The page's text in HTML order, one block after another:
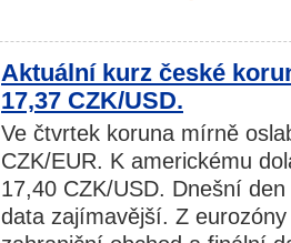
Aktuální kurz české
17,37 CZK/USD.
Ve čtvrtek koruna mírně
CZK/EUR. K americkému
17,40 CZK/USD. Dnešní
data zajímavější. Z